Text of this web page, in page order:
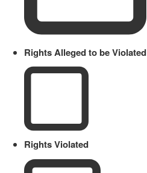
Rights Alleged to be Violated
Rights Violated